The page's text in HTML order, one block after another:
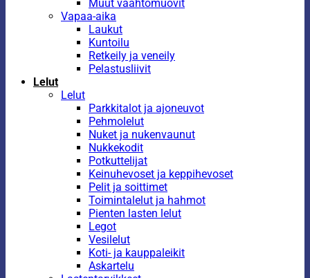
Muut vaahtomuovit
Vapaa-aika
Laukut
Kuntoilu
Retkeily ja veneily
Pelastusliivit
Lelut
Lelut
Parkkitalot ja ajoneuvot
Pehmolelut
Nuket ja nukenvaunut
Nukkekodit
Potkuttelijat
Keinuhevoset ja keppihevoset
Pelit ja soittimet
Toimintalelut ja hahmot
Pienten lasten lelut
Legot
Vesilelut
Koti- ja kauppaleikit
Askartelu